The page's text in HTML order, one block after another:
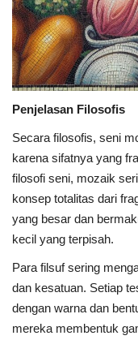
Penjelasan Filosofis
Secara filosofis, seni
karena sifatnya yang
filosofi seni, mozaik
konsep totalitas dari
yang besar dan
kecil yang terpisah.
Para filsuf sering
dan kesatuan. Setiap
dengan warna dan
mereka membentuk